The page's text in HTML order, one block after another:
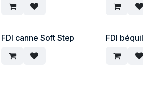
FDI canne Soft Step FDI